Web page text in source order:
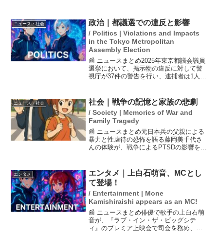
ニュース・社会 政治｜都議選での違反と影響
/ Politics | Violations and Impacts
in the Tokyo Metropolitan
Assembly Election
📰 ニュースまとめ2025年東京都議会議員
選挙において、掲示物の違反に対して警
視庁が37件の警告を行い、逮捕者は1人と
果が国政に与える影響については、国民
民主が9議席...
ニュース・社会 社会｜戦争の記憶と家族の悲劇
/ Society | Memories of War and
Family Tragedy
📰 ニュースまとめ元日本兵の父親による
暴力と性虐待の恐怖を語る藤岡美千代さ
んの体験が、戦争によるPTSDの影響を浮
身体的な暴力を振るう日常があり、心中
をほのめかす行動も繰...
エンタメ
エンタメ｜上白石萌音、MCとし
て登場！
/ Entertainment | Mone
Kamishiraishi appears as an MC!
📰 ニュースまとめ俳優で歌手の上白石萌
音が、『ラブ・イン・ザ・ビッグシテ
ィ』のプレミア上映会で司会を務め、観